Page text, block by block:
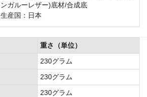
ンガルーレザー)底材/合成底
生産国：日本
重さ（単位）
230グラム
230グラム
230グラム